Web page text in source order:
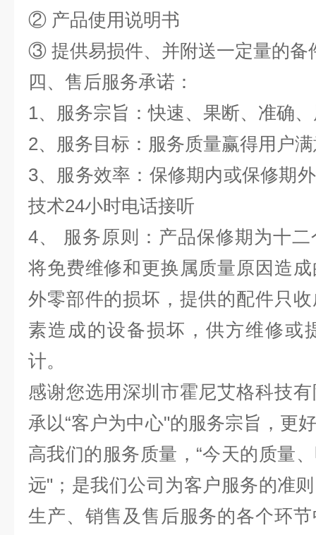
② 产品使用说明书
③ 提供易损件、并附送一定量
四、售后服务承诺：
1、服务宗旨：快速、果断、准确
2、服务目标：服务质量赢得用
3、服务效率：保修期内或保修期
技术24小时电话接听
4、 服务原则：产品保修期为十
将免费维修和更换属质量原因造
外零部件的损坏，提供的配件只
素造成的设备损坏，供方维修或
计。
感谢您选用深圳市霍尼艾格科技
承以“客户为中心"的服务宗旨，更
高我们的服务质量，“今天的质量
远"；是我们公司为客户服务的准
生产、销售及售后服务的各个环